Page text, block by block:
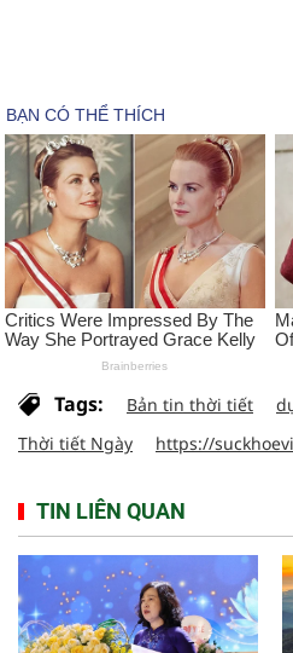
Tags: Bản tin thời tiết
Thời tiết Ngày
https://
TIN LIÊN QUAN